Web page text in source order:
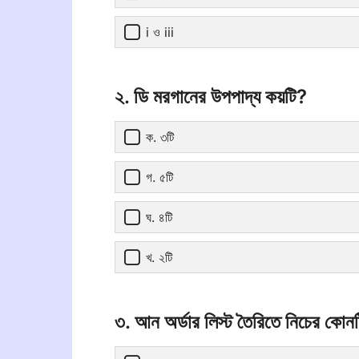
i ও iii
২. ডি মরগানের উপপাদ্য কয়টি?
ক. ৩টি
গ. ৫টি
ঘ. ৪টি
খ. ২টি
৩. আন অর্ডার লিস্ট তৈরিতে নিচের